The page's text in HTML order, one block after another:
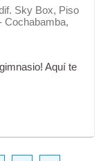
Sky Box, Piso
Cochabamba,
Aquí te